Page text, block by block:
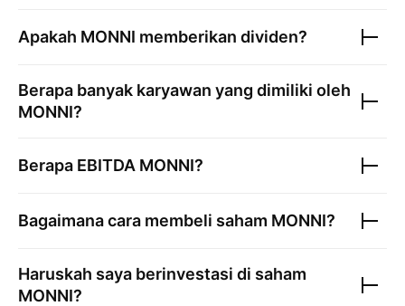
Apakah MONNI memberikan dividen?
Berapa banyak karyawan yang dimiliki oleh
MONNI?
Berapa EBITDA MONNI?
Bagaimana cara membeli saham MONNI?
Haruskah saya berinvestasi di saham
MONNI?